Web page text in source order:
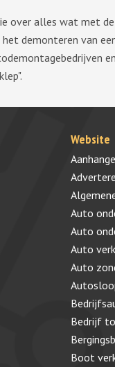
over alles wat met
demonteren van
Website
Auto
Auto
Auto
Auto
Bedrijf
Boot